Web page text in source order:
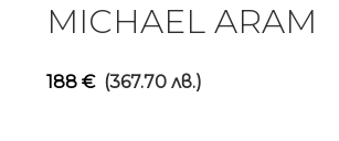
MICHAEL ARAM
188 € (367.70 лв.)